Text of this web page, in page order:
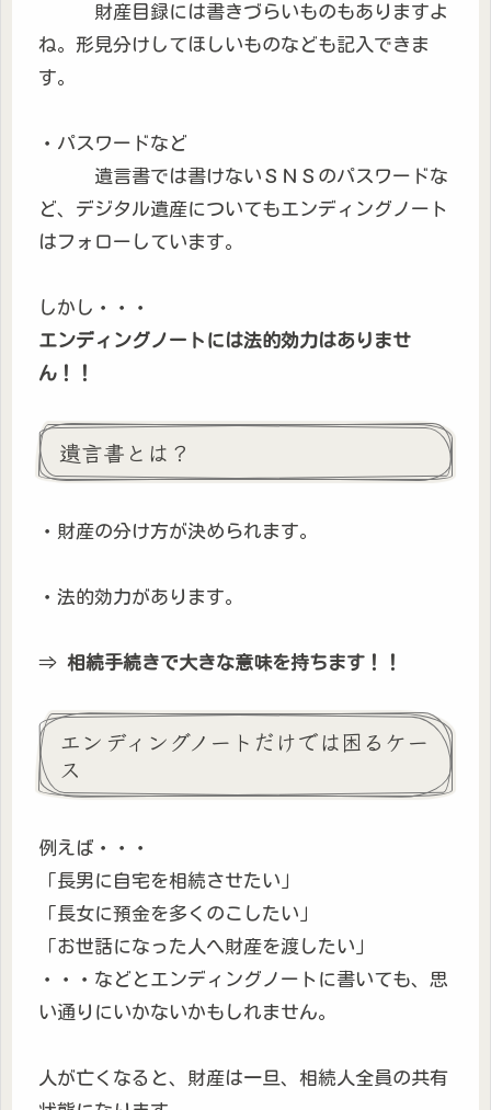
財産目録には書きづらいものもありますよ
ね。形見分けしてほしいものなども記入できま
す。
・パスワードなど
遺言書では書けないＳＮＳのパスワードな
ど、デジタル遺産についてもエンディングノート
はフォローしています。
しかし・・・
エンディングノートには法的効力はありませ
ん！！
遺言書とは？
・財産の分け方が決められます。
・法的効力があります。
⇒ 相続手続きで大きな意味を持ちます！！
エンディングノートだけでは困るケー
ス
例えば・・・
「長男に自宅を相続させたい」
「長女に預金を多くのこしたい」
「お世話になった人へ財産を渡したい」
・・・などとエンディングノートに書いても、思
い通りにいかないかもしれません。
人が亡くなると、財産は一旦、相続人全員の共有